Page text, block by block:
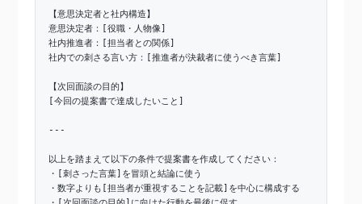
【意思決定者と社内構造】
意思決定者：[役職・人物像]
社内推進者：[担当者との関係]
社内での刺さる言い方：[推進者が決裁者に使うべき言葉]
【次回面談の目的】
[今回の提案書で達成したいこと]
---
以上を踏まえて以下の条件で提案書を作成してください：
・[刺さった言葉]を冒頭と結論に使う
・数字よりも[担当者が重視することを記載]を中心に構成する